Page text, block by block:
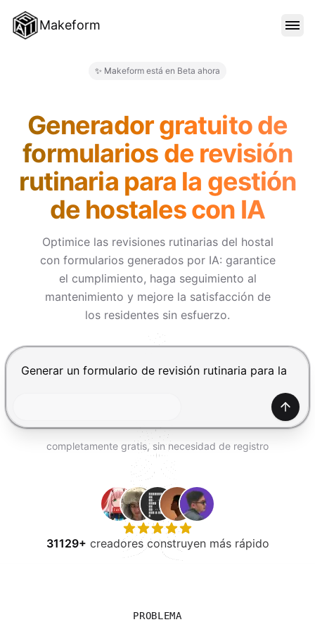
Makeform
BLOG
PRECIOS
INICIAR SESIÓN
PROBAR GRATIS
✨ Makeform está en Beta ahora
Generador gratuito de
formularios de revisión
rutinaria para la gestión
de hostales con IA
Optimice las revisiones rutinarias del hostal
con formularios generados por IA: garantice
el cumplimiento, haga seguimiento al
mantenimiento y mejore la satisfacción de
los residentes sin esfuerzo.
Presiona Enter para enviar, Shift+Enter para añadir
completamente gratis, sin necesidad de registro
31129+ creadores construyen más rápido
PROBLEMA